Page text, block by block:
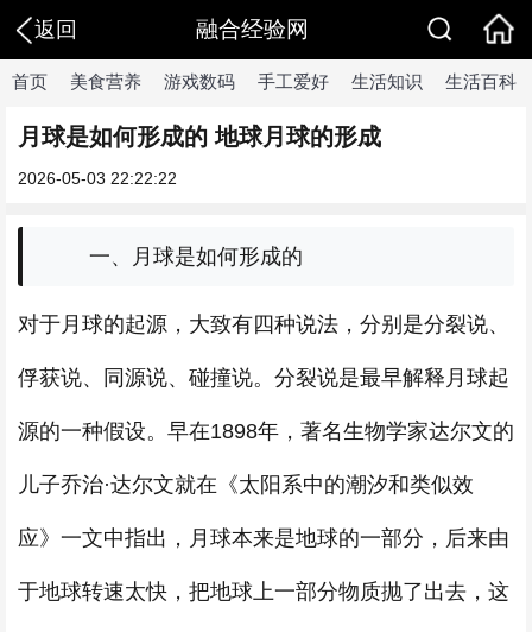
返回 融合经验网
首页 美食营养 游戏数码 手工爱好 生活知识 生活百科
月球是如何形成的 地球月球的形成
2026-05-03 22:22:22
一、月球是如何形成的
对于月球的起源，大致有四种说法，分别是分裂说、
俘获说、同源说、碰撞说。分裂说是最早解释月球起
源的一种假设。早在1898年，著名生物学家达尔文的
儿子乔治·达尔文就在《太阳系中的潮汐和类似效
应》一文中指出，月球本来是地球的一部分，后来由
于地球转速太快，把地球上一部分物质抛了出去，这